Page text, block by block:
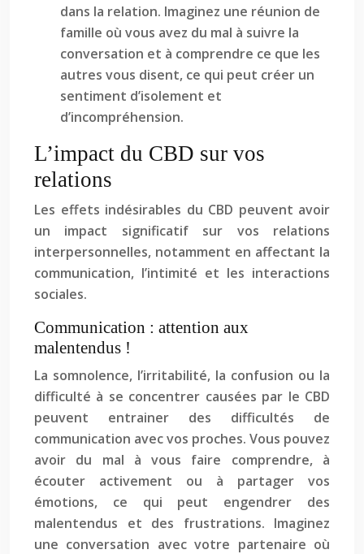
dans la relation. Imaginez une réunion de
famille où vous avez du mal à suivre la
conversation et à comprendre ce que les
autres vous disent, ce qui peut créer un
sentiment d’isolement et
d’incompréhension.
L’impact du CBD sur vos
relations
Les effets indésirables du CBD peuvent avoir
un impact significatif sur vos relations
interpersonnelles, notamment en affectant la
communication, l’intimité et les interactions
sociales.
Communication : attention aux
malentendus !
La somnolence, l’irritabilité, la confusion ou la
difficulté à se concentrer causées par le CBD
peuvent entrainer des difficultés de
communication avec vos proches. Vous pouvez
avoir du mal à vous faire comprendre, à
écouter activement ou à partager vos
émotions, ce qui peut engendrer des
malentendus et des frustrations. Imaginez
une conversation avec votre partenaire où